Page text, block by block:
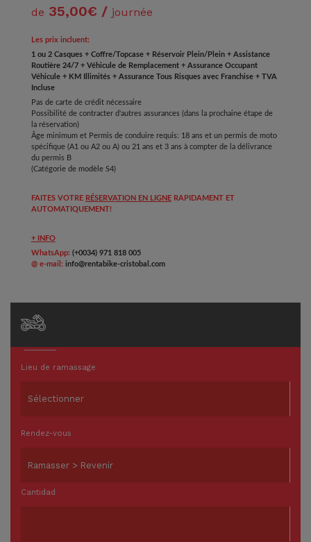
de 35,00€ / journée
Les prix incluent:
1 ou 2 Casques + Coffre/Topcase + Réservoir Plein/Plein + Assistance
Routière 24/7 + Véhicule de Remplacement + Assurance Occupant
Véhicule + KM Illimités + Assurance Tous Risques avec Franchise + TVA
Incluse
Pas de carte de crédit nécessaire
Possibilité de contracter d'autres assurances (dans la prochaine étape de
la réservation)
Âge minimum et Permis de conduire requis: 18 ans et un permis de moto
spécifique (A1 ou A2 ou A) ou 21 ans et 3 ans à compter de la délivrance
du permis B
(Catégorie de modèle S4)
FAITES VOTRE RÉSERVATION EN LIGNERAPIDAMENT ET
AUTOMATIQUEMENT!
+ INFO
WhatsApp: (+0034) 971 818 005
@ e-mail: info@rentabike-cristobal.com
Lieu de ramassage
Rendez-vous
Cantidad